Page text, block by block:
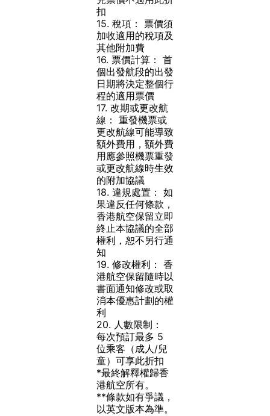
扣
15. 稅項：
票價須
加收適用的稅項及
其他附加費
16. 票價計算： 首
個出發航段的出發
日期將決定整個行
程的適用票價
17. 改期或更改航
線： 重發機票或
更改航線可能導致
額外費用，額外費
用應參照機票重發
或更改航線時生效
的附加協議
18. 違規處置： 如
果違反任何條款，
香港航空保留立即
終止本協議的全部
權利，恕不另行通
知
19. 修改權利： 香
港航空保留隨時以
書面通知修改或取
消本優惠計劃的權
利
20. 人數限制：
每次預訂最多 5
位乘客（成人/兒
童）可享此折扣
*最終解釋權歸香
港航空所有。
**條款如有爭議，
以英文版本為準。